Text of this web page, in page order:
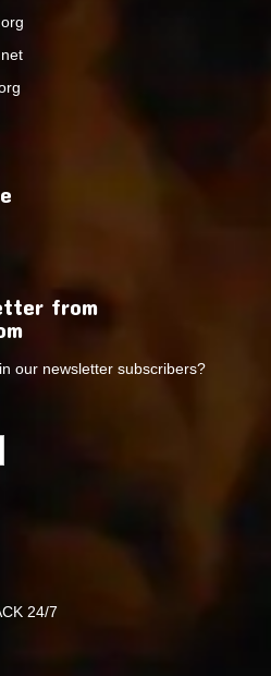
from
our newsletter subscribers?
24/7